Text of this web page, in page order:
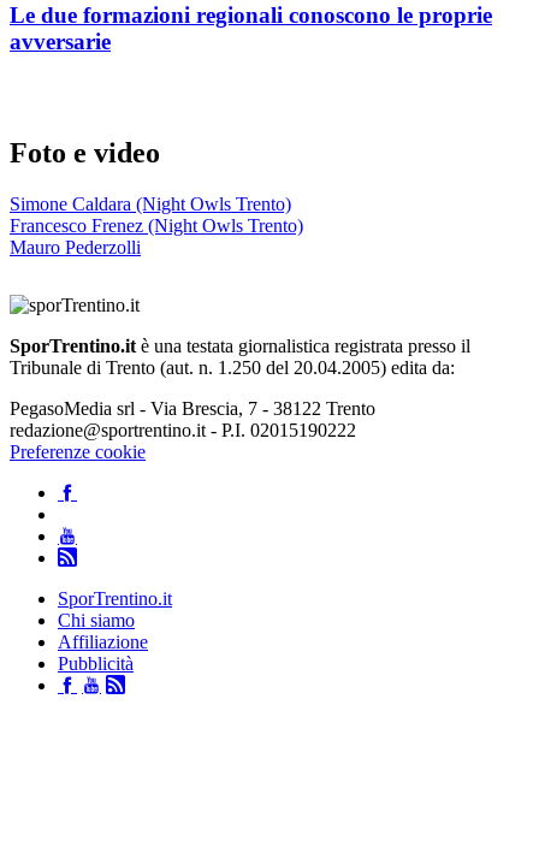
Le due formazioni regionali conoscono le proprie
avversarie
Foto e video
Simone Caldara (Night Owls Trento)
Francesco Frenez (Night Owls Trento)
Mauro Pederzolli
SporTrentino.it è una testata giornalistica registrata presso il
Tribunale di Trento (aut. n. 1.250 del 20.04.2005) edita da:
PegasoMedia srl - Via Brescia, 7 - 38122 Trento
redazione@sportrentino.it - P.I. 02015190222
Preferenze cookie
SporTrentino.it
Chi siamo
Affiliazione
Pubblicità